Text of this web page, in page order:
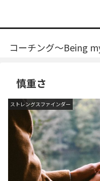
コーチング～Being
慎重さ
ストレングスファインダー